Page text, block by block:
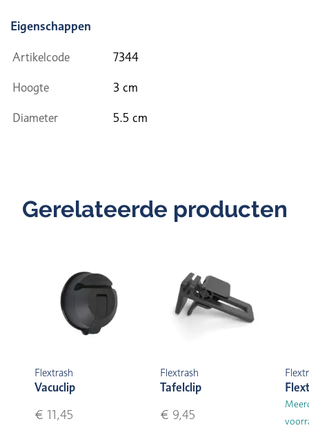
Eigenschappen
Artikelcode 7344
Hoogte 3 cm
Diameter 5.5 cm
Gerelateerde producten
Flextrash
Vacuclip
€ 11,45
Flextrash
Tafelclip
€ 9,45